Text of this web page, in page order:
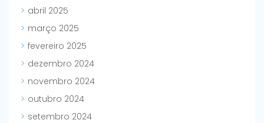
abril 2025
março 2025
fevereiro 2025
dezembro 2024
novembro 2024
outubro 2024
setembro 2024